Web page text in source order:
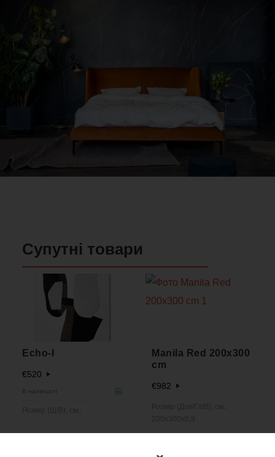
Супутні товари
Echo-I
€520
В наявності
Manila Red 200x300
cm
€982